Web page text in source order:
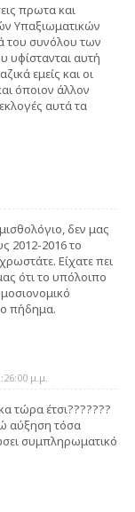
πρωτα και
Υπαξιωματικών
του συνόλου των
υφίστανται αυτή
εμείς και οι
όποιον άλλον
αυτά τα
δεν μας
2012-2016 το
Είχατε πει
ότι το υπόλοιπο
πήδημα.
μ.μ.
τώρα έτσι???????
αύξηση τόσα
συμπληρωματικό